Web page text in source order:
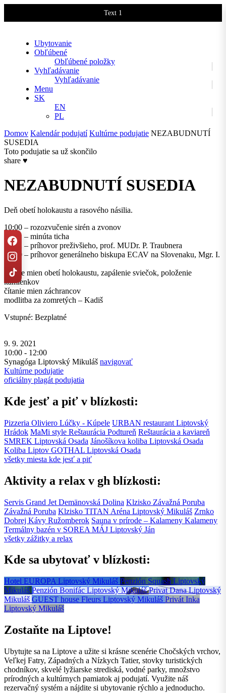
Text 1
Ubytovanie
Obľúbené
Obľúbené položky
Vyhľadávanie
Vyhľadávanie
Menu
SK
EN
PL
Domov Kalendár podujatí Kultúrne podujatie NEZABUDNUTÍ
SUSEDIA
Toto podujatie sa už skončilo
share ♥
NEZABUDNUTÍ SUSEDIA
Deň obetí holokaustu a rasového násilia.
10:00 – rozozvučenie sirén a zvonov
10:01 – minúta ticha
10:02 – príhovor preživšieho, prof. MUDr. P. Traubnera
10:10 – príhovor generálneho biskupa ECAV na Slovenaku, Mgr. I.
Iľka
čítanie mien obetí holokaustu, zapálenie sviečok, položenie
kamienkov
čítanie mien záchrancov
modlitba za zomretých – Kadiš
Vstupné: Bezplatné
9. 9. 2021
10:00 - 12:00
Synagóga Liptovský Mikuláš navigovať
Kultúrne podujatie
oficiálny plagát podujatia
Kde jesť a piť v blízkosti:
Pizzeria Oliviero Lúčky - Kúpele URBAN restaurant Liptovský
Hrádok MaMi style Reštaurácia Podtureň Reštaurácia a kaviareň
SMREK Liptovská Osada Jánošíkova koliba Liptovská Osada
Koliba Liptov GOTHAL Liptovská Osada
všetky miesta kde jesť a piť
Aktivity a relax v gh blízkosti:
Servis Grand Jet Demänovská Dolina Klzisko Závažná Poruba
Závažná Poruba Klzisko TITAN Aréna Liptovský Mikuláš Zrnko
Dobrej Kávy Ružomberok Sauna v prírode – Kalameny Kalameny
Termálny bazén v SOREA MÁJ Liptovský Ján
všetky zážitky a relax
Kde sa ubytovať v blízkosti:
Hotel EUROPA Liptovský Mikuláš Penzión Squash Liptovský
Mikuláš Penzión Bonifác Liptovský MikulášPrivat DanaLiptovský
Mikuláš GUEST house Fleurs Liptovský Mikuláš Privát Inka
Liptovský Mikuláš
Zostaňte na Liptove!
Ubytujte sa na Liptove a užite si krásne scenérie Chočských vrchov,
Veľkej Fatry, Západných a Nízkych Tatier, stovky turistických
chodníkov, skvelé lyžiarske strediská, vodné parky, množstvo
prírodných a kultúrnych pamiatok aj podujatí. Využite náš
rezervačný systém a nájdite si ubytovanie rýchlo a jednoducho.